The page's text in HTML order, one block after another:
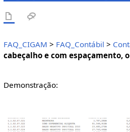
FAQ_CIGAM > FAQ_Contábil >
cabeçalho e com espaçamento,
Demonstração: